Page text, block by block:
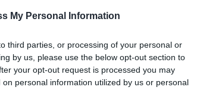
My Personal Information
third parties, or processing of your personal or
by us, please use the below opt-out section to
your opt-out request is processed you may
personal information utilized by us or personal